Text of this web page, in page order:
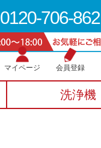
0120-706-862
マイページ 会員登録
洗浄機